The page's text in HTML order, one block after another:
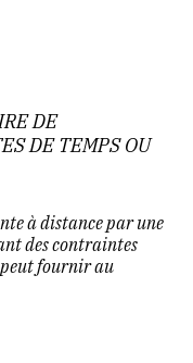
DE
DE TEMPS OU
à distance par une
des contraintes
peut fournir au